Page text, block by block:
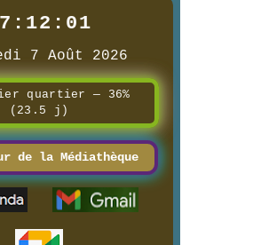
3/2026
7 Août 2026
quartier — 36%
(23.5 j)
de la Médiathèque